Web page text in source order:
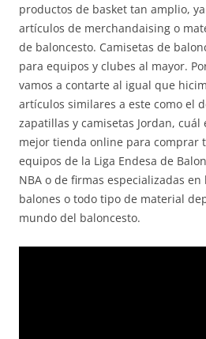
productos de basket tan amplio,
artículos de merchandaising o
de baloncesto. Camisetas de
para equipos y clubes al mayor.
vamos a contarte al igual que
artículos similares a este como el
zapatillas y camisetas Jordan,
mejor tienda online para comprar
equipos de la Liga Endesa de
NBA o de firmas especializadas
balones o todo tipo de material
mundo del baloncesto.